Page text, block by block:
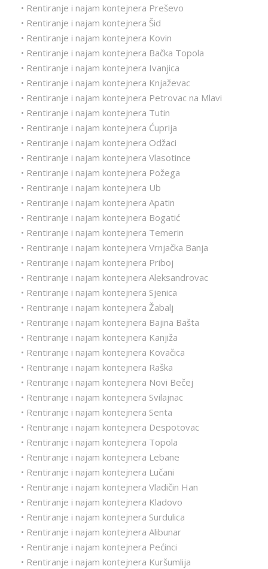
• Rentiranje i najam kontejnera Preševo
• Rentiranje i najam kontejnera Šid
• Rentiranje i najam kontejnera Kovin
• Rentiranje i najam kontejnera Bačka Topola
• Rentiranje i najam kontejnera Ivanjica
• Rentiranje i najam kontejnera Knjaževac
• Rentiranje i najam kontejnera Petrovac na Mlavi
• Rentiranje i najam kontejnera Tutin
• Rentiranje i najam kontejnera Ćuprija
• Rentiranje i najam kontejnera Odžaci
• Rentiranje i najam kontejnera Vlasotince
• Rentiranje i najam kontejnera Požega
• Rentiranje i najam kontejnera Ub
• Rentiranje i najam kontejnera Apatin
• Rentiranje i najam kontejnera Bogatić
• Rentiranje i najam kontejnera Temerin
• Rentiranje i najam kontejnera Vrnjačka Banja
• Rentiranje i najam kontejnera Priboj
• Rentiranje i najam kontejnera Aleksandrovac
• Rentiranje i najam kontejnera Sjenica
• Rentiranje i najam kontejnera Žabalj
• Rentiranje i najam kontejnera Bajina Bašta
• Rentiranje i najam kontejnera Kanjiža
• Rentiranje i najam kontejnera Kovačica
• Rentiranje i najam kontejnera Raška
• Rentiranje i najam kontejnera Novi Bečej
• Rentiranje i najam kontejnera Svilajnac
• Rentiranje i najam kontejnera Senta
• Rentiranje i najam kontejnera Despotovac
• Rentiranje i najam kontejnera Topola
• Rentiranje i najam kontejnera Lebane
• Rentiranje i najam kontejnera Lučani
• Rentiranje i najam kontejnera Vladičin Han
• Rentiranje i najam kontejnera Kladovo
• Rentiranje i najam kontejnera Surdulica
• Rentiranje i najam kontejnera Alibunar
• Rentiranje i najam kontejnera Pećinci
• Rentiranje i najam kontejnera Kuršumlija